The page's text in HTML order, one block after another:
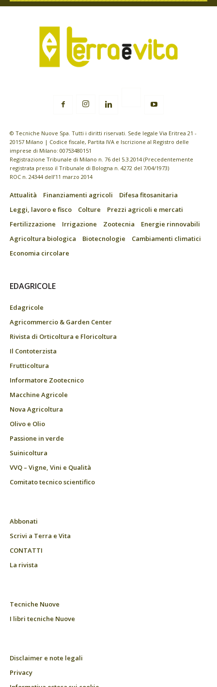
© Tecniche Nuove Spa. Tutti i diritti riservati. Sede legale Via Eritrea 21 -
20157 Milano | Codice fiscale, Partita IVA e Iscrizione al Registro delle
imprese di Milano: 00753480151
Registrazione Tribunale di Milano n. 76 del 5.3.2014 (Precedentemente
registrata presso il Tribunale di Bologna n. 4272 del 7/04/1973)
ROC n. 24344 dell’11 marzo 2014
Attualità Finanziamenti agricoli
Difesa fitosanitaria
Leggi, lavoro e fisco
Colture
Prezzi agricoli e mercati
Fertilizzazione
Irrigazione Zootecnia
Energie rinnovabili
Agricoltura biologica
Biotecnologie
Cambiamenti climatici
Economia circolare
EDAGRICOLE
Edagricole
Agricommercio & Garden Center
Rivista di Orticoltura e Floricoltura
Il Contoterzista
Frutticoltura
Informatore Zootecnico
Macchine Agricole
Nova Agricoltura
Olivo e Olio
Passione in verde
Suinicoltura
VVQ – Vigne, Vini e Qualità
Comitato tecnico scientifico
Abbonati
Scrivi a Terra e Vita
CONTATTI
La rivista
Tecniche Nuove
I libri tecniche Nuove
Disclaimer e note legali
Privacy